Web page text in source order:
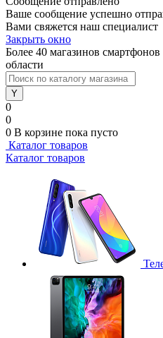
Ваше сообщение успешно
Вами свяжется наш специалист
Закрыть окно
Более 40 магазинов
области
0
0
0 В корзине пока пусто
Каталог товаров
Каталог товаров